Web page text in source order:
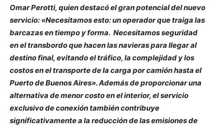
Omar Perotti, quien destacó el gran potencial del nuevo
servicio: «Necesitamos esto: un operador que traiga las
barcazas en tiempo y forma. Necesitamos seguridad
en el transbordo que hacen las navieras para llegar al
destino final, evitando el tráfico, la complejidad y los
costos en el transporte de la carga por camión hasta el
Puerto de Buenos Aires». Además de proporcionar una
alternativa de menor costo en el interior, el servicio
exclusivo de conexión también contribuye
significativamente a la reducción de las emisiones de